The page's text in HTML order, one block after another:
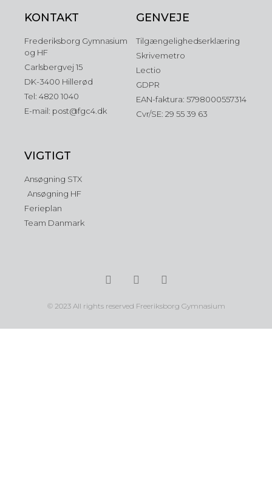
KONTAKT
Frederiksborg Gymnasium
og HF
Carlsbergvej 15
DK-3400 Hillerød
Tel: 4820 1040
E-mail: post@fgc4.dk
GENVEJE
Tilgængelighedserklæring
Skrivemetro
Lectio
GDPR
EAN-faktura: 5798000557314
Cvr/SE: 29 55 39 63
VIGTIGT
Ansøgning STX
Ansøgning HF
Ferieplan
Team Danmark
© 2023 All rights reserved Freeriksborg Gymnasium